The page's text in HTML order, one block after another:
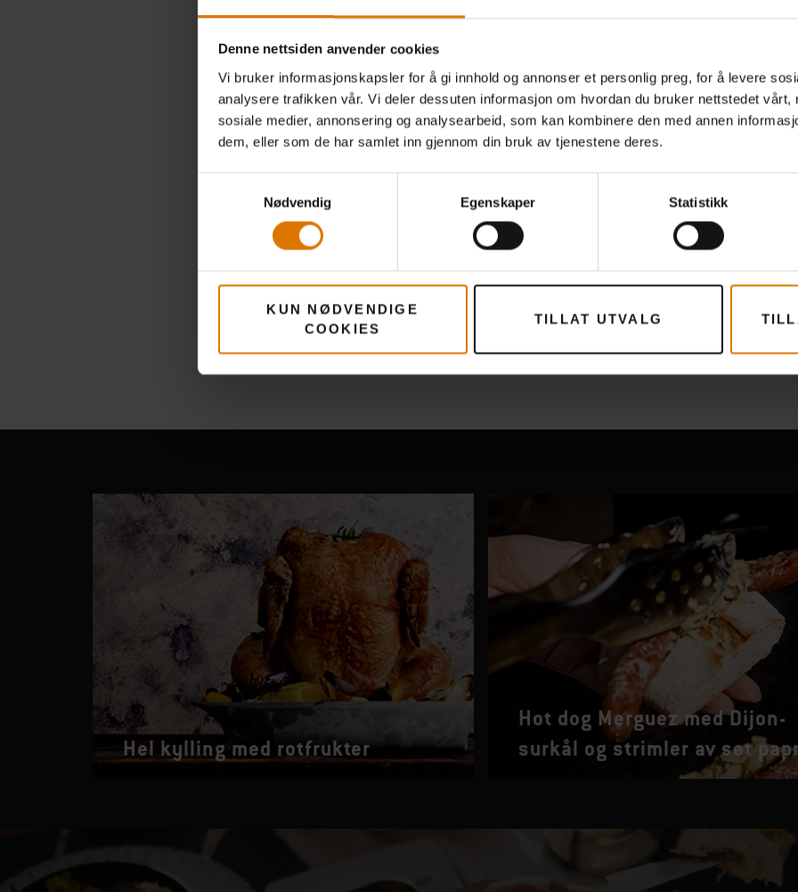
Denne nettsiden anvender cookies
Vi bruker informasjonskapsler for å gi innhold og annonser et personlig preg, for å levere
analysere trafikken vår. Vi deler dessuten informasjon om hvordan du bruker nettstedet vårt,
sosiale medier, annonsering og analysearbeid, som kan kombinere den med annen
dem, eller som de har samlet inn gjennom din bruk av tjenestene deres.
Nødvendig
Egenskaper Statistikk
KUN NØDVENDIGE
COOKIES
TILLAT UTVALG
Hel kylling med rotfrukter
Hot dog Merguez med Dijon-
surkål og strimler av søt